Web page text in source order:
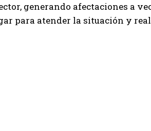
generando afectaciones a
para atender la situación y